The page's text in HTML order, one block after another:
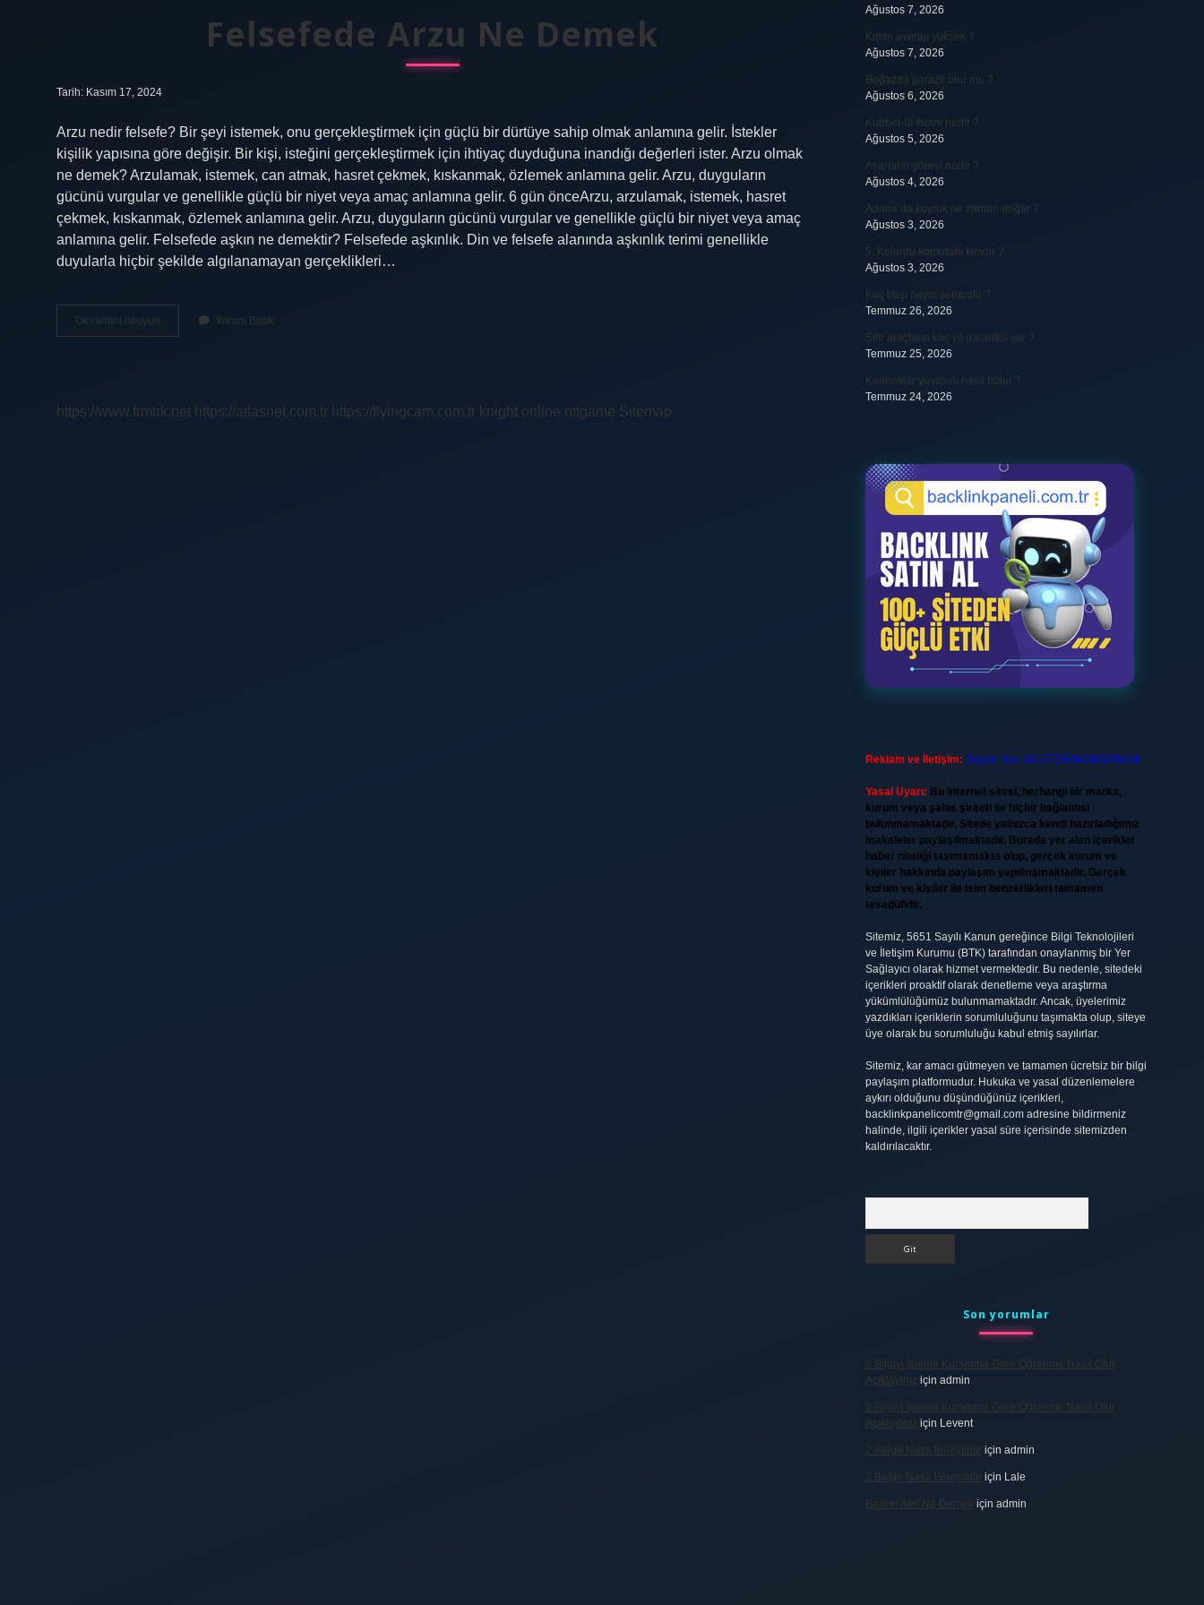
Felsefede Arzu Ne Demek
Tarih: Kasım 17, 2024
Arzu nedir felsefe? Bir şeyi istemek, onu gerçekleştirmek için güçlü bir dürtüye sahip olmak anlamına gelir. İstekler
kişilik yapısına göre değişir. Bir kişi, isteğini gerçekleştirmek için ihtiyaç duyduğuna inandığı değerleri ister. Arzu olmak
ne demek? Arzulamak, istemek, can atmak, hasret çekmek, kıskanmak, özlemek anlamına gelir. Arzu, duyguların
gücünü vurgular ve genellikle güçlü bir niyet veya amaç anlamına gelir. 6 gün önceArzu, arzulamak, istemek, hasret
çekmek, kıskanmak, özlemek anlamına gelir. Arzu, duyguların gücünü vurgular ve genellikle güçlü bir niyet veya amaç
anlamına gelir. Felsefede aşkın ne demektir? Felsefede aşkınlık. Din ve felsefe alanında aşkınlık terimi genellikle
duyularla hiçbir şekilde algılanamayan gerçeklikleri…
Devamını okuyun Felsefede
Arzu
Yorum Bırak
https://www.frmtrk.net https://atlasnet.com.tr https://flyingcam.com.tr knight online nttgame Sitemap
Ağustos 7, 2026
Kimin averajı yüksek ?
Ağustos 7, 2026
Boğazda parazit olur mu ?
Ağustos 6, 2026
Kubbet-ül-İslam nedir ?
Ağustos 5, 2026
Avarların görevi nedir ?
Ağustos 4, 2026
Adana’da kuyruk ne zaman doğar ?
Ağustos 3, 2026
5. Kolordu komutanı kimdir ?
Ağustos 3, 2026
Koç başı neyin sembolü ?
Temmuz 26, 2026
Sıfır araçların kaç yıl garantisi var ?
Temmuz 25, 2026
Karıncalar yuvasını nasıl bulur ?
Temmuz 24, 2026
Reklam ve İletişim: Skype: live:.cid.575569c608265c69
Yasal Uyarı: Bu internet sitesi, herhangi bir marka,
kurum veya şahıs şirketi ile hiçbir bağlantısı
bulunmamaktadır. Sitede yalnızca kendi hazırladığımız
makaleler paylaşılmaktadır. Burada yer alan içerikler
haber niteliği taşımamakta olup, gerçek kurum ve
kişiler hakkında paylaşım yapılmamaktadır. Gerçek
kurum ve kişiler ile isim benzerlikleri tamamen
tesadüfidir.
Sitemiz, 5651 Sayılı Kanun gereğince Bilgi Teknolojileri
ve İletişim Kurumu (BTK) tarafından onaylanmış bir Yer
Sağlayıcı olarak hizmet vermektedir. Bu nedenle, sitedeki
içerikleri proaktif olarak denetleme veya araştırma
yükümlülüğümüz bulunmamaktadır. Ancak, üyelerimiz
yazdıkları içeriklerin sorumluluğunu taşımakta olup, siteye
üye olarak bu sorumluluğu kabul etmiş sayılırlar.
Sitemiz, kar amacı gütmeyen ve tamamen ücretsiz bir bilgi
paylaşım platformudur. Hukuka ve yasal düzenlemelere
aykırı olduğunu düşündüğünüz içerikleri,
backlinkpanelicomtr@gmail.comadresine bildirmeniz
halinde, ilgili içerikler yasal süre içerisinde sitemizden
kaldırılacaktır.
Son yorumlar
3 Bilgiyi Işleme Kuramına Göre Öğrenme Nasıl Olur
Açıklayınız için admin
3 Bilgiyi Işleme Kuramına Göre Öğrenme Nasıl Olur
Açıklayınız için Levent
2 Belge Nasıl Birleştirilir için admin
2 Belge Nasıl Birleştirilir için Lale
Baskın Alel Ne Demek için admin